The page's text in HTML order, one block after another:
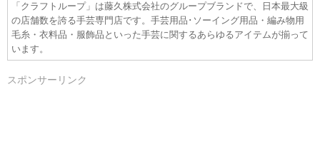
「クラフトループ」は藤久株式会社のグループブランドで、日本最大級
の店舗数を誇る手芸専門店です。手芸用品･ソーイング用品・編み物用
毛糸・衣料品・服飾品といった手芸に関するあらゆるアイテムが揃って
います。
スポンサーリンク